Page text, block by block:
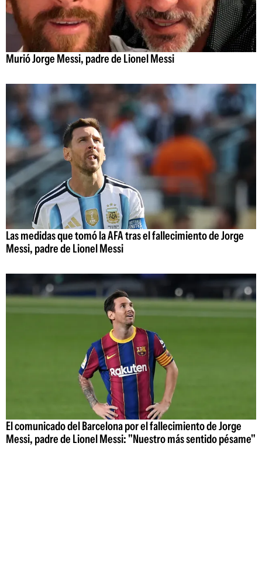
Murió Jorge Messi, padre de Lionel Messi
Las medidas que tomó la AFA tras el fallecimiento de Jorge
Messi, padre de Lionel Messi
El comunicado del Barcelona por el fallecimiento de Jorge
Messi, padre de Lionel Messi: "Nuestro más sentido pésame"